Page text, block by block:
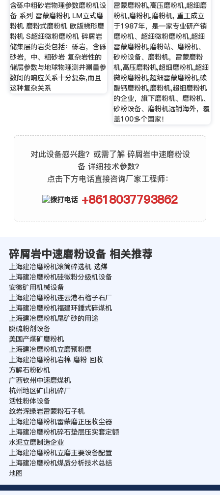
含砾中粗砂岩物理参数磨粉机设
备 系列 雷蒙磨粉机 LM立式磨
粉机 磨粉式磨粉机 欧版梯形磨
粉机 S超细微粉磨粉机 碎屑岩
储集层的岩类包括：砾岩，含砾
砂岩，中、粗砂岩 复杂岩性的
储层参数与地球物理测井测量参
数间的响应关系十分复杂,而且
这种复杂关系
雷蒙磨粉机,高压磨粉机,超细磨
粉机,磨粉机,磨粉机, 重工成立
于1987年，是一家专业研产销
磨粉机、超细微粉磨粉机,超细
雷蒙磨粉机,磨粉站、磨粉机、
砂粉设备、磨粉机，雷蒙磨粉
机,高压磨粉机,超细磨粉机,超细
微粉磨粉机,超细雷蒙磨粉机,碳
酸钙磨粉机,磨粉机,超细磨粉机
的企业，旗下磨粉机、磨粉机、
砂粉设备、磨粉机远销海外，覆
盖100多个国家！
对此设备感兴趣？或需了解 碎屑岩中速磨粉设
备 详细技术参数？
点击下方电话直接咨询厂家工程师：
+8618037793862
碎屑岩中速磨粉设备 相关推荐
上海建冶磨粉机滚筒碎选机 选煤
上海建冶磨粉机硅微粉分级机设备
安徽矿用机械设备
上海建冶磨粉机连云港石榴子石厂
上海建冶磨粉机福建环錘式碎煤机
上海建冶磨粉机尾矿砂的用途
脱硫粉剂设备
美国产煤矿磨粉机
上海建冶磨粉机立磨预粉磨
上海建冶磨粉机岩棉 磨粉 回收
方解石粉砂机
广西钦州中速磨煤机
杭州地区矿山机碎厂
活性粉体设备
纹岩浑绿岩雷蒙粉石子机
上海建冶磨粉机雷蒙磨正压收尘器
上海建冶磨粉机碎石垫层压实套定额
水泥立磨制造企业
上海建冶磨粉机立磨主要设备配置
上海建冶磨粉机煤质分析技术总结
地图